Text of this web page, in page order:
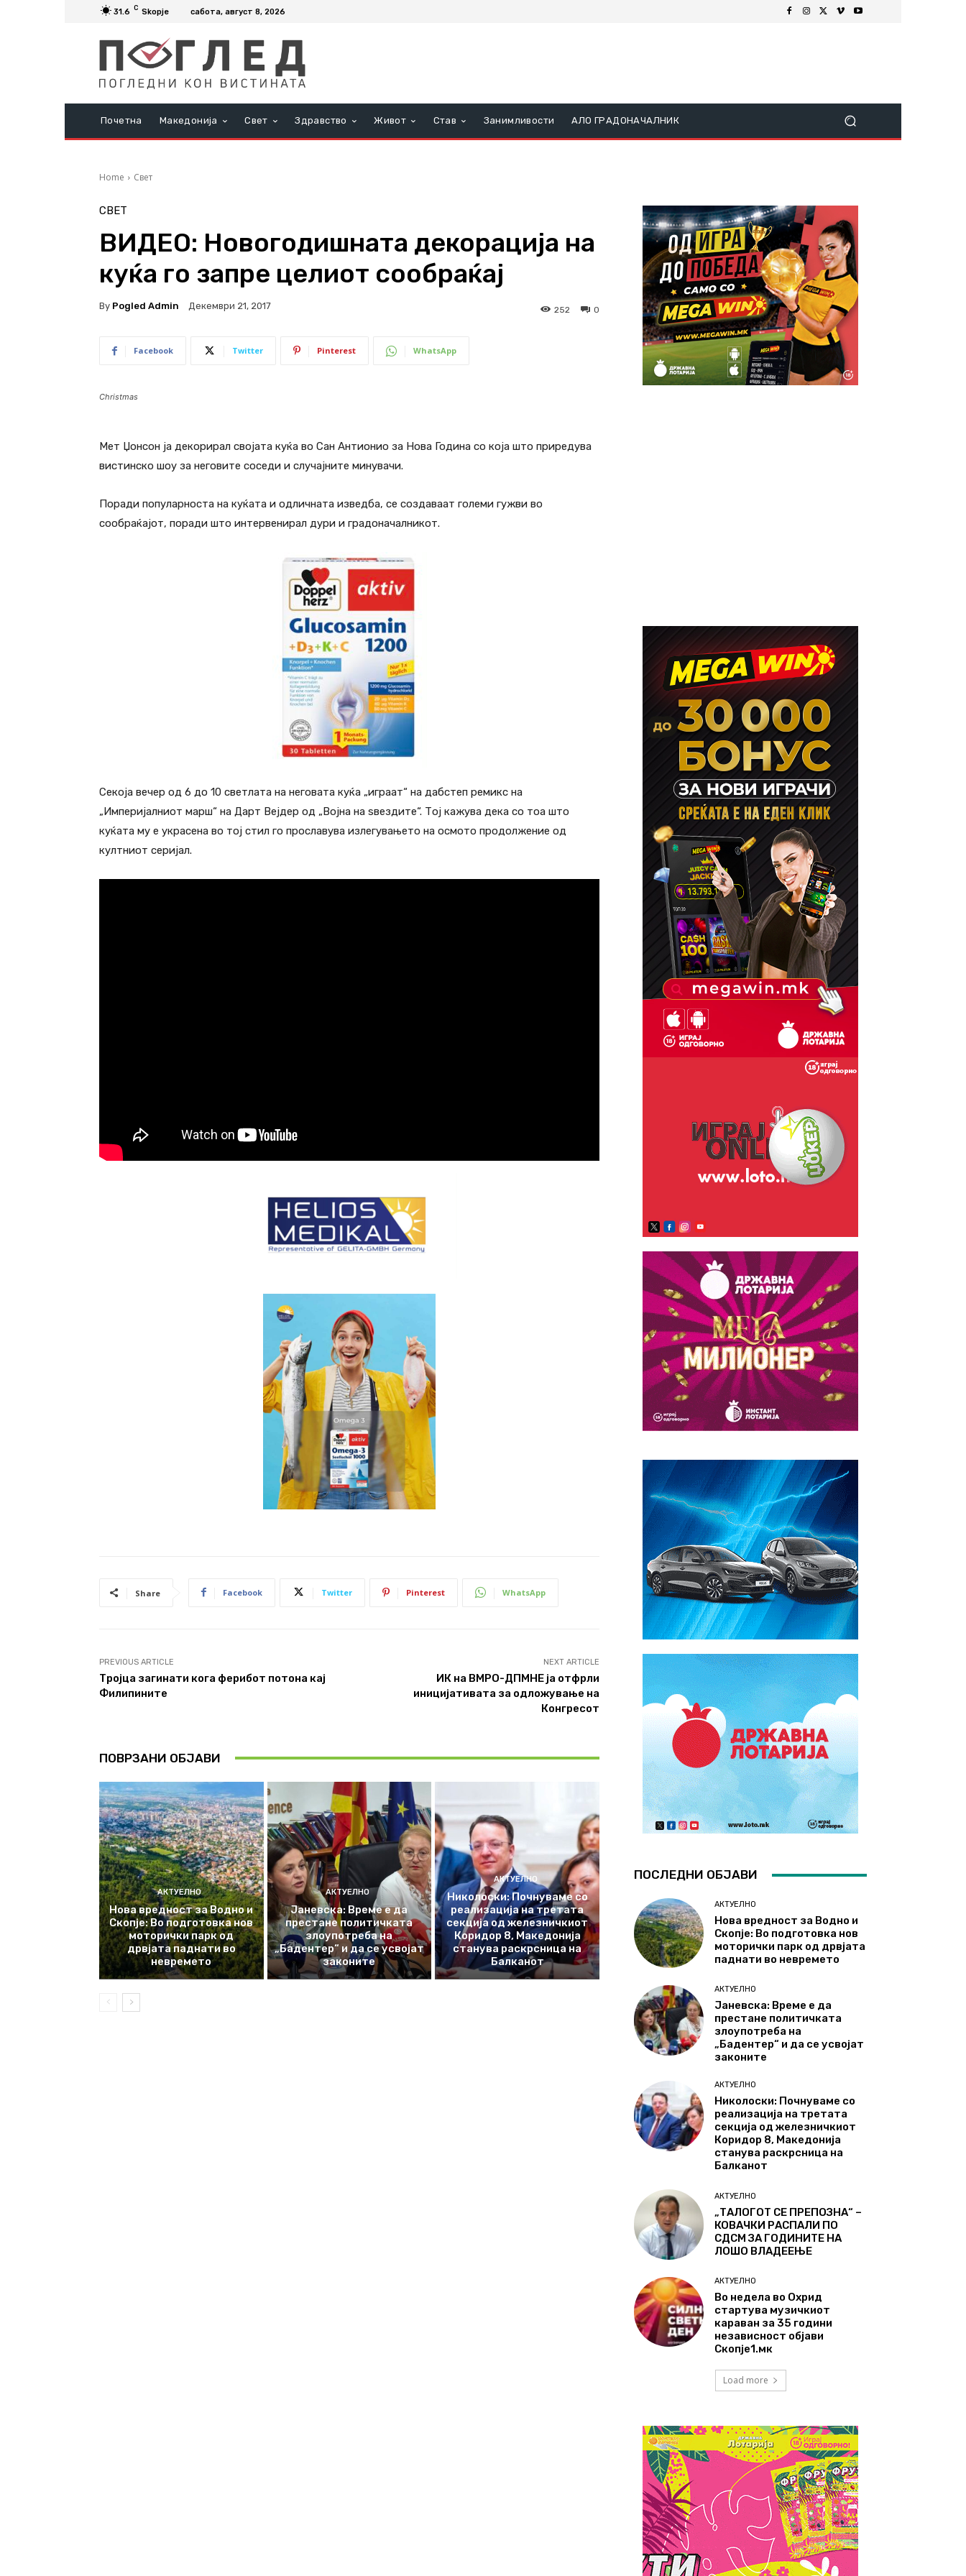
31.6 C Skopje сабота, август 8, 2026
Почетна Македонија Свет Здравство Живот Став Занимливости АЛО ГРАДОНАЧАЛНИК
Home Свет
СВЕТ
ВИДЕО: Новогодишната декорација на
куќа го запре целиот сообраќај
By Pogled Admin Декември 21, 2017 0
252
Facebook Twitter Pinterest WhatsApp
Christmas
Мет Џонсон ја декорирал својата куќа во Сан Антионио за Нова Година со која што приредува
вистинско шоу за неговите соседи и случајните минувачи.
Поради популарноста на куќата и одличната изведба, се создаваат големи гужви во
сообраќајот, поради што интервенирал дури и градоначалникот.
Секоја вечер од 6 до 10 светлата на неговата куќа „играат“ на дабстеп ремикс на
„Империјалниот марш“ на Дарт Вејдер од „Војна на ѕвездите“. Тој кажува дека со тоа што
куќата му е украсена во тој стил го прославува излегувањето на осмото продолжение од
култниот серијал.
Share Facebook Twitter Pinterest WhatsApp
PREVIOUS ARTICLE
Тројца загинати кога ферибот потона кај
Филипините
NEXT ARTICLE
ИК на ВМРО-ДПМНЕ ја отфрли
иницијативата за одложување на
Конгресот
ПОВРЗАНИ ОБЈАВИ
АКТУЕЛНО
Нова вредност за Водно и
Скопје: Во подготовка нов
моторички парк од
дрвјата паднати во
невремето
АКТУЕЛНО
Јаневска: Време е да
престане политичката
злоупотреба на
„Бадентер“ и да се усвојат
законите
АКТУЕЛНО
Николоски: Почнуваме со
реализација на третата
секција од железничкиот
Коридор 8, Македонија
станува раскрсница на
Балканот
ПОСЛЕДНИ ОБЈАВИ
АКТУЕЛНО
Нова вредност за Водно и
Скопје: Во подготовка нов
моторички парк од дрвјата
паднати во невремето
АКТУЕЛНО
Јаневска: Време е да
престане политичката
злоупотреба на
„Бадентер“ и да се усвојат
законите
АКТУЕЛНО
Николоски: Почнуваме со
реализација на третата
секција од железничкиот
Коридор 8, Македонија
станува раскрсница на
Балканот
АКТУЕЛНО
„ТАЛОГОТ СЕ ПРЕПОЗНА“ –
КОВАЧКИ РАСПАЛИ ПО
СДСМ ЗА ГОДИНИТЕ НА
ЛОШО ВЛАДЕЕЊЕ
АКТУЕЛНО
Во недела во Охрид
стартува музичкиот
караван за 35 години
независност објави
Скопје1.мк
Load more